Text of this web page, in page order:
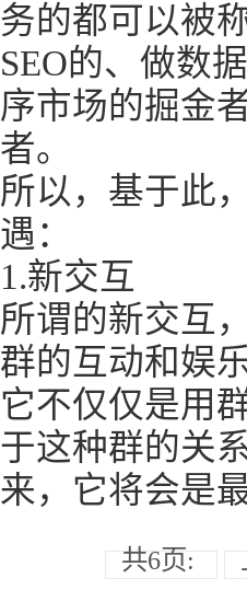
务的都可以被
SEO的、做数
序市场的掘金
者。
所以，基于此
遇：
1.新交互
所谓的新交互
群的互动和娱乐
它不仅仅是用
于这种群的关
来，它将会是
共6页: